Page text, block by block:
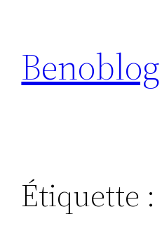
contenu
Benoblog
Étiquette :